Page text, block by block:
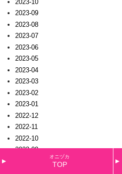
2023-10
2023-09
2023-08
2023-07
2023-06
2023-05
2023-04
2023-03
2023-02
2023-01
2022-12
2022-11
2022-10
2022-09
オニヅカ
TOP